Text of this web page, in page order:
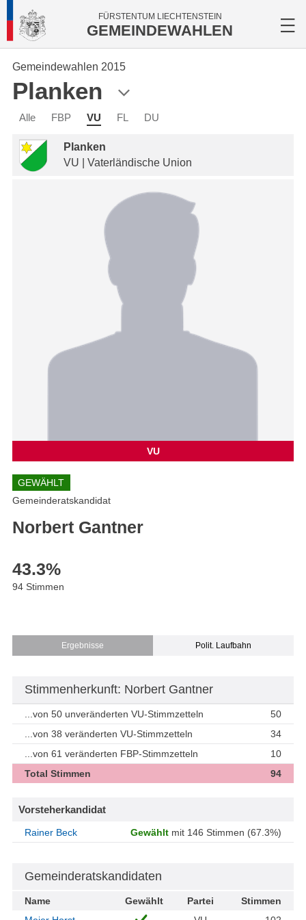
FÜRSTENTUM LIECHTENSTEIN
GEMEINDEWAHLEN
Gemeindewahlen 2015
Planken
Alle FBP VU FL DU
Planken
VU | Vaterländische Union
VU
GEWÄHLT
Gemeinderatskandidat
Norbert Gantner
43.3%
94 Stimmen
Ergebnisse Polit. Laufbahn
Stimmenherkunft: Norbert Gantner
...von 50 unveränderten VU-Stimmzetteln
50
...von 38 veränderten VU-Stimmzetteln
34
...von 61 veränderten FBP-Stimmzetteln
10
Total Stimmen
94
Vorsteherkandidat
Rainer Beck Gewählt mit 146 Stimmen (67.3%)
Gemeinderatskandidaten
Name Gewählt Partei
Stimmen